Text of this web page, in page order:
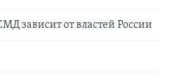
зависит от властей России